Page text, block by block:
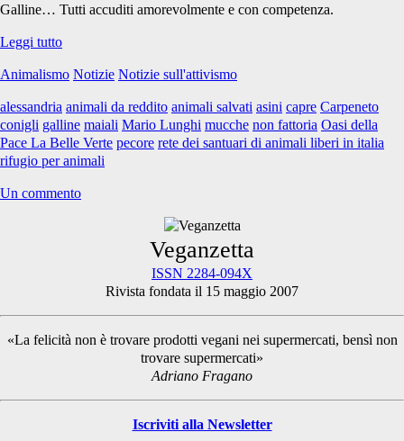
Galline… Tutti accuditi amorevolmente e con competenza.
Leggi tuttoUn
per
salvati
è
in
pericolo
Animalismo Notizie Notizie sull'attivismo
alessandria animali da reddito animali salvati asini capre Carpeneto
conigli galline maiali Mario Lunghi mucche non fattoria Oasi della
Pace La Belle Verte pecore rete dei santuari di animali liberi in italia
rifugio per animali
Un commento
Sidebar
Veganzetta
ISSN 2284-094X
Rivista fondata il 15 maggio 2007
«La felicità non è trovare prodotti vegani nei supermercati, bensì non
trovare supermercati»
Adriano Fragano
Iscriviti alla Newsletter